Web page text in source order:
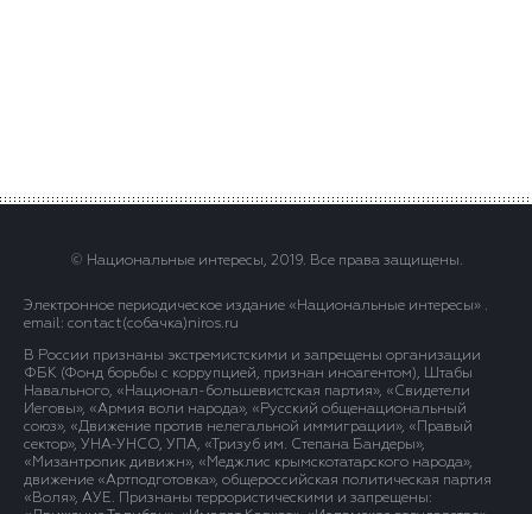
© Национальные интересы, 2019. Все права защищены.
Электронное периодическое издание «Национальные интересы» .
email: contact(сoбaчка)niros.ru
В России признаны экстремистскими и запрещены организации
ФБК (Фонд борьбы с коррупцией, признан иноагентом), Штабы
Навального, «Национал-большевистская партия», «Свидетели
Иеговы», «Армия воли народа», «Русский общенациональный
союз», «Движение против нелегальной иммиграции», «Правый
сектор», УНА-УНСО, УПА, «Тризуб им. Степана Бандеры»,
«Мизантропик дивижн», «Меджлис крымскотатарского народа»,
движение «Артподготовка», общероссийская политическая партия
«Воля», АУЕ. Признаны террористическими и запрещены: